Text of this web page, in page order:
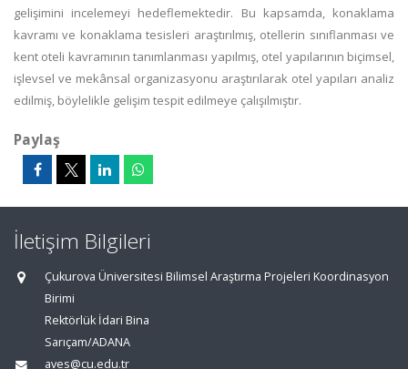
gelişimini incelemeyi hedeflemektedir. Bu kapsamda, konaklama
kavramı ve konaklama tesisleri araştırılmış, otellerin sınıflanması ve
kent oteli kavramının tanımlanması yapılmış, otel yapılarının biçimsel,
işlevsel ve mekânsal organizasyonu araştırılarak otel yapıları analiz
edilmiş, böylelikle gelişim tespit edilmeye çalışılmıştır.
Paylaş
İletişim Bilgileri
Çukurova Üniversitesi Bilimsel Araştırma Projeleri Koordinasyon
Birimi
Rektörlük İdari Bina
Sarıçam/ADANA
aves@cu.edu.tr